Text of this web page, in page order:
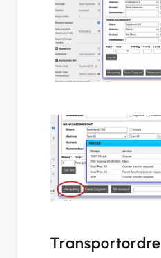
Transportordre